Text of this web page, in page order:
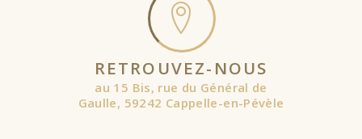
RETROUVEZ-NOUS
au 15 Bis, rue du Général de
Gaulle, 59242 Cappelle-en-Pévèle